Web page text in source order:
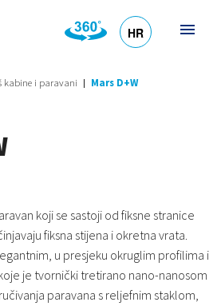
HR
kabine i paravani Mars D+W
koji se sastoji od fiksne stranice
fiksna stijena i okretna vrata.
u presjeku okruglim profilima i
je tvornički tretirano nano-nanosom
paravana s reljefnim staklom,